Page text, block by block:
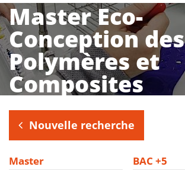
Master Eco-
Conception des
Polymères et
Composites
Nouvelle recherche
Master
BAC +5